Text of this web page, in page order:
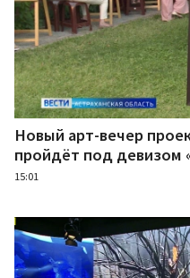
Новый арт-вечер
пройдёт под девизом
15:01